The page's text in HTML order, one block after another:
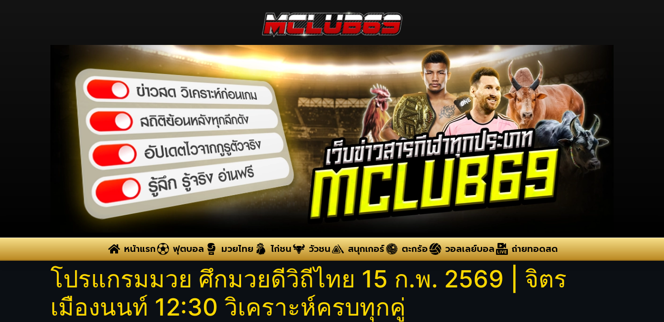
หน้าแรก ฟุตบอล มวยไทย ไก่ชน วัวชน สนุกเกอร์ ตะกร้อ วอลเลย์บอล ถ่ายทอดสด
โปรแกรมมวย ศึกมวยดีวิถีไทย 15 ก.พ. 2569 | จิตร
เมืองนนท์ 12:30 วิเคราะห์ครบทุกคู่